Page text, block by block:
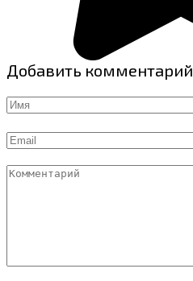
Добавить комментарий
Имя
Email
Комментарий